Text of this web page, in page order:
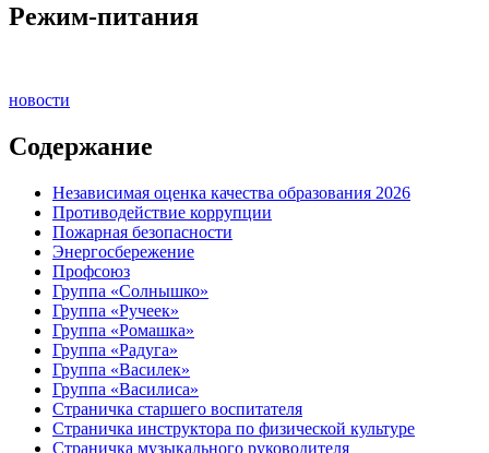
Режим-питания
новости
Содержание
Независимая оценка качества образования 2026
Противодействие коррупции
Пожарная безопасности
Энергосбережение
Профсоюз
Группа «Солнышко»
Группа «Ручеек»
Группа «Ромашка»
Группа «Радуга»
Группа «Василек»
Группа «Василиса»
Страничка старшего воспитателя
Страничка инструктора по физической культуре
Страничка музыкального руководителя